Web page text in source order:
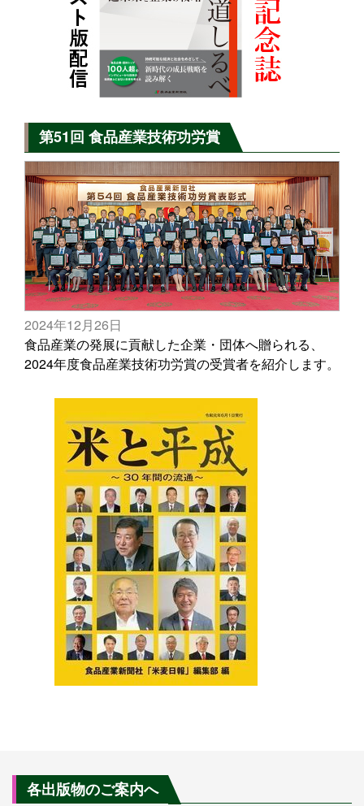
第51回 食品産業技術功労賞
2024年12月26日
食品産業の発展に貢献した企業・団体へ贈られる、
2024年度食品産業技術功労賞の受賞者を紹介します。
各出版物のご案内へ